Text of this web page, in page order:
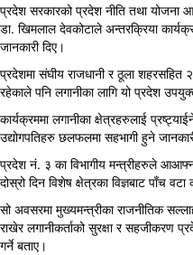
प्रदेश सरकारको प्रदेश नीति तथा योजना
डा. खिमलाल देवकोटाले अन्तरक्रिया
जानकारी दिए।
प्रदेशमा संघीय राजधानी र ठूला शहरसहित
रहेकाले पनि लगानीका लागि यो प्रदेश
कार्यक्रममा लगानीका क्षेत्रहरुलाई
उद्योगपतिहरु छलफलमा सहभागी हुने
प्रदेश नं. ३ का विभागीय मन्त्रीहरुले
दोस्रो दिन विशेष क्षेत्रका विज्ञबाट पाँच
सो अवसरमा मुख्यमन्त्रीका राजनीतिक
राखेर लगानीकर्ताको सुरक्षा र सहजीकरण
गर्ने बताए।